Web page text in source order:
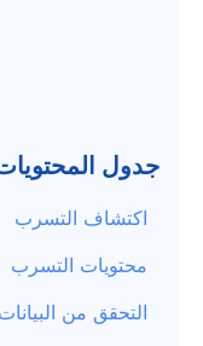
جدول
اكتشاف التسرب
محتويات التسرب
التحقق من